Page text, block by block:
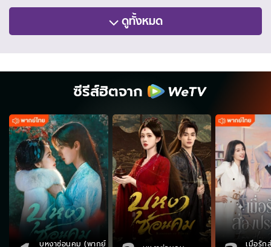
ดูทั้งหมด
ซีรีส์ฮิตจาก
บุหงาซ่อนคม (พากย์ เมื่อรัก